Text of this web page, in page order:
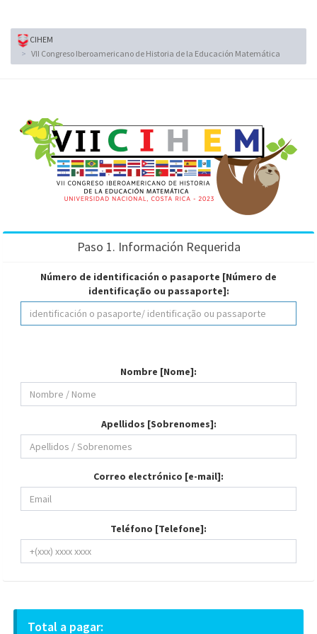
CIHEM
VII Congreso Iberoamericano de Historia de la Educación Matemática
Paso 1. Información Requerida
Número de identificación o pasaporte [Número de
identificação ou passaporte]:
Nombre [Nome]:
Apellidos [Sobrenomes]:
Correo electrónico [e-mail]:
Teléfono [Telefone]:
Total a pagar: